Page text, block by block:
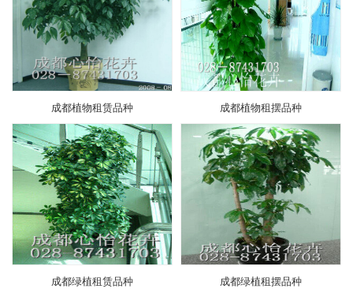
成都植物租赁品种 成都植物租摆品种
成都绿植租赁品种 成都绿植租摆品种